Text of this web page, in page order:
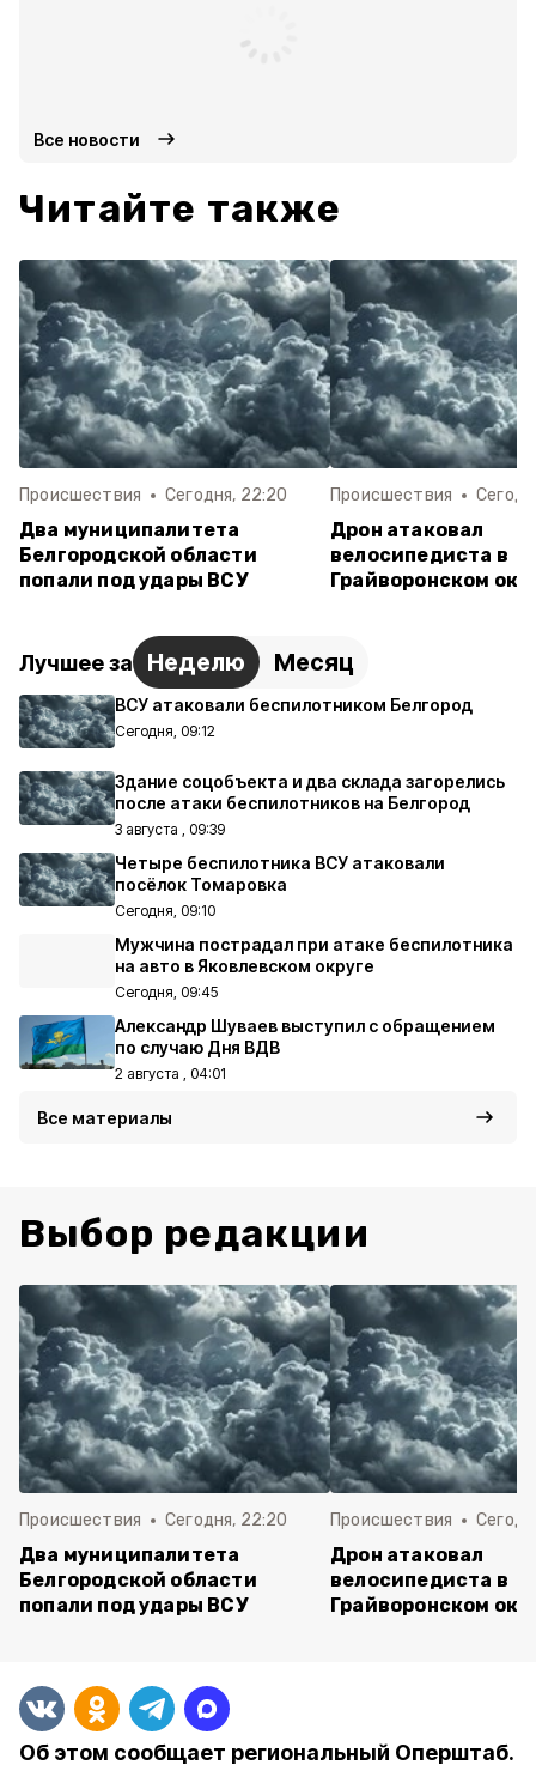
Все новости
Читайте также
Происшествия Сегодня, 22:20
Два муниципалитета
Белгородской области
попали под удары ВСУ
Происшествия
Дрон атаковал
велосипедиста в
Грайворонском
Лучшее за Неделю Месяц
ВСУ атаковали беспилотником Белгород
Сегодня, 09:12
Здание соцобъекта и два склада загорелись
после атаки беспилотников на Белгород
3 августа , 09:39
Четыре беспилотника ВСУ атаковали
посёлок Томаровка
Сегодня, 09:10
Мужчина пострадал при атаке беспилотника
на авто в Яковлевском округе
Сегодня, 09:45
Александр Шуваев выступил с обращением
по случаю Дня ВДВ
2 августа , 04:01
Все материалы
Выбор редакции
Происшествия Сегодня, 22:20
Два муниципалитета
Белгородской области
попали под удары ВСУ
Происшествия
Дрон атаковал
велосипедиста в
Грайворонском
Об этом сообщает региональный Оперштаб.